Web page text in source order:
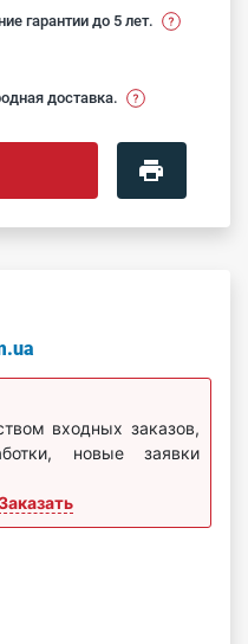
гарантии до 5 лет.
доставка.
входных заказов,
новые заявки